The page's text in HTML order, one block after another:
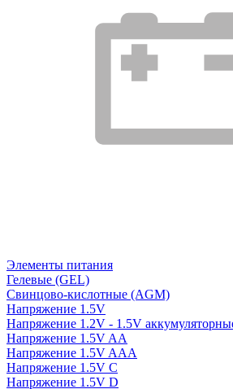
Элементы питания
Гелевые (GEL)
Свинцово-кислотные (AGM)
Напряжение 1.5V
Напряжение 1.2V - 1.5V
Напряжение 1.5V AA
Напряжение 1.5V AAA
Напряжение 1.5V C
Напряжение 1.5V D